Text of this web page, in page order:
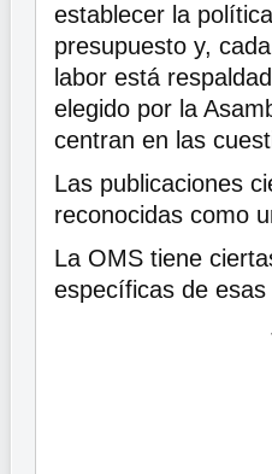
establecer la
presupuesto y,
labor está
elegido por la
centran en las
Las publicaciones
reconocidas como
La OMS tiene
específicas de esas